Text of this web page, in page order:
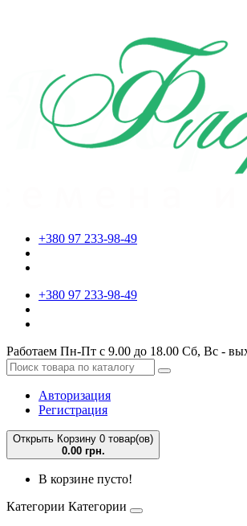
+380 97 233-98-49
+380 97 233-98-49
Работаем Пн-Пт с 9.00 до 18.00 Сб, Вс -
Авторизация
Регистрация
Открыть Корзину 0 товар(ов)
0.00 грн.
В корзине пусто!
Категории Категории